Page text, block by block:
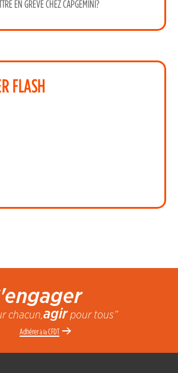
EN GRÈVE CHEZ CAPGEMINI?
FLASH
chacun,agirpour tous”
Adhérerà laCFDT